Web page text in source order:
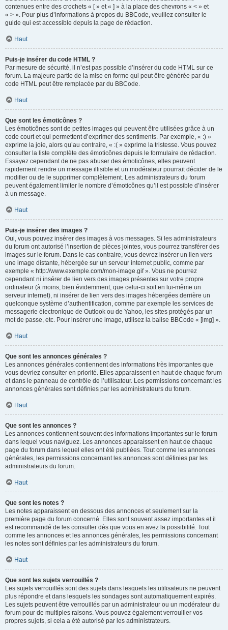
contenues entre des crochets « [ » et « ] » à la place des chevrons « < » et
« > ». Pour plus d’informations à propos du BBCode, veuillez consulter le
guide qui est accessible depuis la page de rédaction.
Haut
Puis-je insérer du code HTML ?
Par mesure de sécurité, il n’est pas possible d’insérer du code HTML sur ce
forum. La majeure partie de la mise en forme qui peut être générée par du
code HTML peut être remplacée par du BBCode.
Haut
Que sont les émoticônes ?
Les émoticônes sont de petites images qui peuvent être utilisées grâce à un
code court et qui permettent d’exprimer des sentiments. Par exemple, « :) »
exprime la joie, alors qu’au contraire, « :( » exprime la tristesse. Vous pouvez
consulter la liste complète des émoticônes depuis le formulaire de rédaction.
Essayez cependant de ne pas abuser des émoticônes, elles peuvent
rapidement rendre un message illisible et un modérateur pourrait décider de le
modifier ou de le supprimer complètement. Les administrateurs du forum
peuvent également limiter le nombre d’émoticônes qu’il est possible d’insérer
à un message.
Haut
Puis-je insérer des images ?
Oui, vous pouvez insérer des images à vos messages. Si les administrateurs
du forum ont autorisé l’insertion de pièces jointes, vous pourrez transférer des
images sur le forum. Dans le cas contraire, vous devrez insérer un lien vers
une image distante, hébergée sur un serveur internet public, comme par
exemple « http://www.exemple.com/mon-image.gif ». Vous ne pourrez
cependant ni insérer de lien vers des images présentes sur votre propre
ordinateur (à moins, bien évidemment, que celui-ci soit en lui-même un
serveur internet), ni insérer de lien vers des images hébergées derrière un
quelconque système d’authentification, comme par exemple les services de
messagerie électronique de Outlook ou de Yahoo, les sites protégés par un
mot de passe, etc. Pour insérer une image, utilisez la balise BBCode « [img] ».
Haut
Que sont les annonces générales ?
Les annonces générales contiennent des informations très importantes que
vous devriez consulter en priorité. Elles apparaissent en haut de chaque forum
et dans le panneau de contrôle de l’utilisateur. Les permissions concernant les
annonces générales sont définies par les administrateurs du forum.
Haut
Que sont les annonces ?
Les annonces contiennent souvent des informations importantes sur le forum
dans lequel vous naviguez. Les annonces apparaissent en haut de chaque
page du forum dans lequel elles ont été publiées. Tout comme les annonces
générales, les permissions concernant les annonces sont définies par les
administrateurs du forum.
Haut
Que sont les notes ?
Les notes apparaissent en dessous des annonces et seulement sur la
première page du forum concerné. Elles sont souvent assez importantes et il
est recommandé de les consulter dès que vous en avez la possibilité. Tout
comme les annonces et les annonces générales, les permissions concernant
les notes sont définies par les administrateurs du forum.
Haut
Que sont les sujets verrouillés ?
Les sujets verrouillés sont des sujets dans lesquels les utilisateurs ne peuvent
plus répondre et dans lesquels les sondages sont automatiquement expirés.
Les sujets peuvent être verrouillés par un administrateur ou un modérateur du
forum pour de multiples raisons. Vous pouvez également verrouiller vos
propres sujets, si cela a été autorisé par les administrateurs.